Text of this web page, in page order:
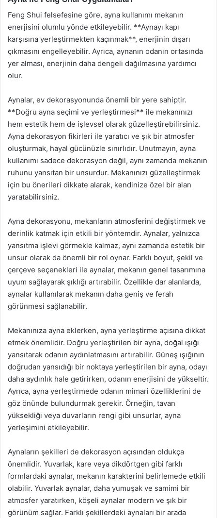
Feng Shui felsefesine göre, ayna kullanımı mekanın
enerjisini olumlu yönde etkileyebilir. **Aynayı kapı
karşısına yerleştirmekten kaçınmak**, enerjinin dışarı
çıkmasını engelleyebilir. Ayrıca, aynanın odanın ortasında
yer alması, enerjinin daha dengeli dağılmasına yardımcı
olur.
Aynalar, ev dekorasyonunda önemli bir yere sahiptir.
**Doğru ayna seçimi ve yerleştirmesi** ile mekanınızı
hem estetik hem de işlevsel olarak güzelleştirebilirsiniz.
Ayna dekorasyon fikirleri ile yaratıcı ve şık bir atmosfer
oluşturmak, hayal gücünüzle sınırlıdır. Unutmayın, ayna
kullanımı sadece dekorasyon değil, aynı zamanda mekanın
ruhunu yansıtan bir unsurdur. Mekanınızı güzelleştirmek
için bu önerileri dikkate alarak, kendinize özel bir alan
yaratabilirsiniz.
Ayna dekorasyonu, mekanların atmosferini değiştirmek ve
derinlik katmak için etkili bir yöntemdir. Aynalar, yalnızca
yansıtma işlevi görmekle kalmaz, aynı zamanda estetik bir
unsur olarak da önemli bir rol oynar. Farklı boyut, şekil ve
çerçeve seçenekleri ile aynalar, mekanın genel tasarımına
uyum sağlayarak şıklığı artırabilir. Özellikle dar alanlarda,
aynalar kullanılarak mekanın daha geniş ve ferah
görünmesi sağlanabilir.
Mekanınıza ayna eklerken, ayna yerleştirme açısına dikkat
etmek önemlidir. Doğru yerleştirilen bir ayna, doğal ışığı
yansıtarak odanın aydınlatmasını artırabilir. Güneş ışığının
doğrudan yansıdığı bir noktaya yerleştirilen bir ayna, odayı
daha aydınlık hale getirirken, odanın enerjisini de yükseltir.
Ayrıca, ayna yerleştirmede odanın mimari özelliklerini de
göz önünde bulundurmak gerekir. Örneğin, tavan
yüksekliği veya duvarların rengi gibi unsurlar, ayna
yerleşimini etkileyebilir.
Aynaların şekilleri de dekorasyon açısından oldukça
önemlidir. Yuvarlak, kare veya dikdörtgen gibi farklı
formlardaki aynalar, mekanın karakterini belirlemede etkili
olabilir. Yuvarlak aynalar, daha yumuşak ve samimi bir
atmosfer yaratırken, köşeli aynalar modern ve şık bir
görünüm sağlar. Farklı şekillerdeki aynaları bir arada